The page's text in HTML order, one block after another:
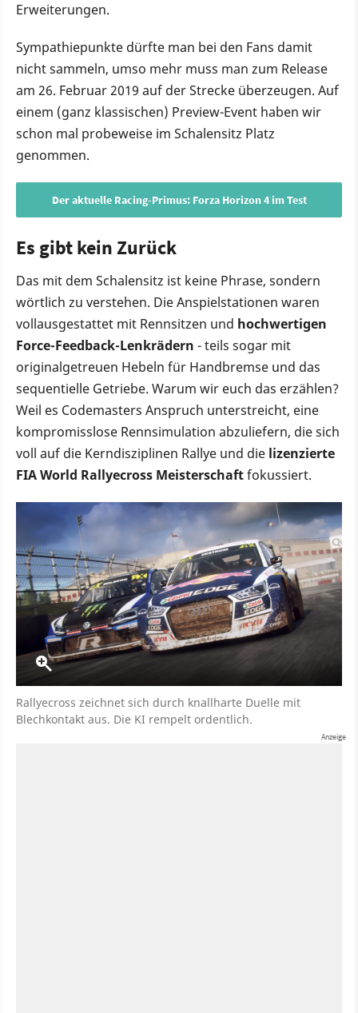
Erweiterungen.
Sympathiepunkte dürfte man bei den Fans damit
nicht sammeln, umso mehr muss man zum Release
am 26. Februar 2019 auf der Strecke überzeugen. Auf
einem (ganz klassischen) Preview-Event haben wir
schon mal probeweise im Schalensitz Platz
genommen.
Der aktuelle Racing-Primus: Forza Horizon 4 im Test
Es gibt kein Zurück
Das mit dem Schalensitz ist keine Phrase, sondern
wörtlich zu verstehen. Die Anspielstationen waren
vollausgestattet mit Rennsitzen und hochwertigen
Force-Feedback-Lenkrädern - teils sogar mit
originalgetreuen Hebeln für Handbremse und das
sequentielle Getriebe. Warum wir euch das erzählen?
Weil es Codemasters Anspruch unterstreicht, eine
kompromisslose Rennsimulation abzuliefern, die sich
voll auf die Kerndisziplinen Rallye und die lizenzierte
FIA World Rallyecross Meisterschaftfokussiert.
Rallyecross zeichnet sich durch knallharte Duelle mit
Blechkontakt aus. Die KI rempelt ordentlich.